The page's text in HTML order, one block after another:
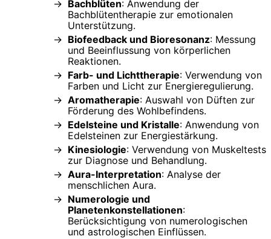
Bachblüten: Anwendung der
Bachblütentherapie zur emotionalen
Unterstützung.
Biofeedback und Bioresonanz: Messung
und Beeinflussung von körperlichen
Reaktionen.
Farb- und Lichttherapie: Verwendung von
Farben und Licht zur Energieregulierung.
Aromatherapie: Auswahl von Düften zur
Förderung des Wohlbefindens.
Edelsteine und Kristalle: Anwendung von
Edelsteinen zur Energiestärkung.
Kinesiologie: Verwendung von Muskeltests
zur Diagnose und Behandlung.
Aura-Interpretation: Analyse der
menschlichen Aura.
Numerologie und
Planetenkonstellationen:
Berücksichtigung von numerologischen
und astrologischen Einflüssen.